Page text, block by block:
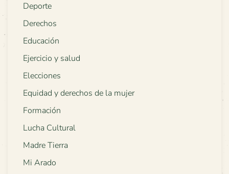
Deporte
Derechos
Educación
Ejercicio y salud
Elecciones
Equidad y derechos de la mujer
Formación
Lucha Cultural
Madre Tierra
Mi Arado